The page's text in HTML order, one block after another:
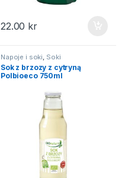
22.00 kr
Napoje i soki Soki
Sok z brzozy z cytryną
Polbioeco 750ml